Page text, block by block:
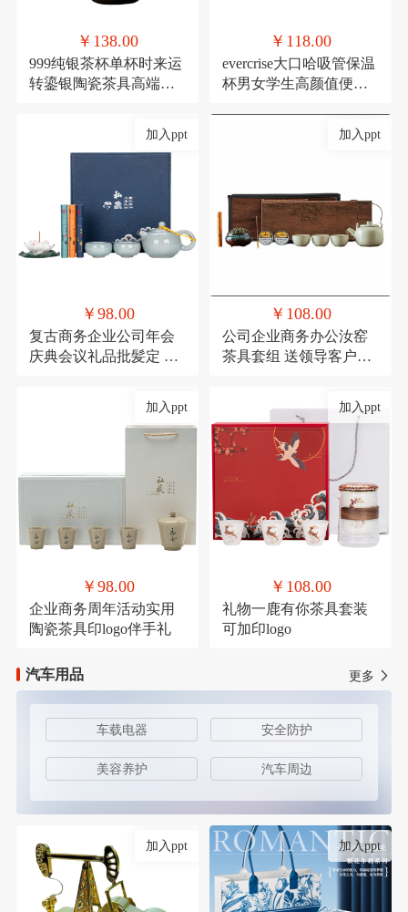
￥138.00
999纯银茶杯单杯时来运
转鎏银陶瓷茶具高端主
￥118.00
evercrise大口哈吸管保温
杯男女学生高颜值便携
加入ppt
￥98.00
复古商务企业公司年会
庆典会议礼品批髪定 制
加入ppt
￥108.00
公司企业商务办公汝窑
茶具套组 送领导客户实
加入ppt
￥98.00
企业商务周年活动实用
陶瓷茶具印logo伴手礼
加入ppt
￥108.00
礼物一鹿有你茶具套装
可加印logo
汽车用品 更多
车载电器 安全防护
美容养护 汽车周边
加入ppt 加入ppt